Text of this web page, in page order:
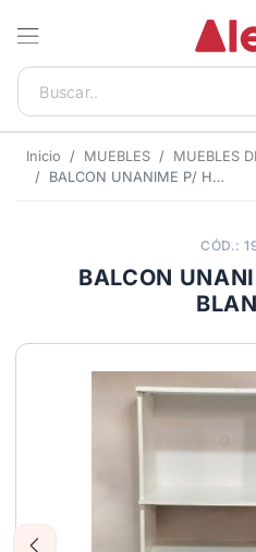
Inicio MUEBLES MUEBLES
BALCON UNANIME P/ HORNO BLANCO
CÓD.:
BALCON
Previous